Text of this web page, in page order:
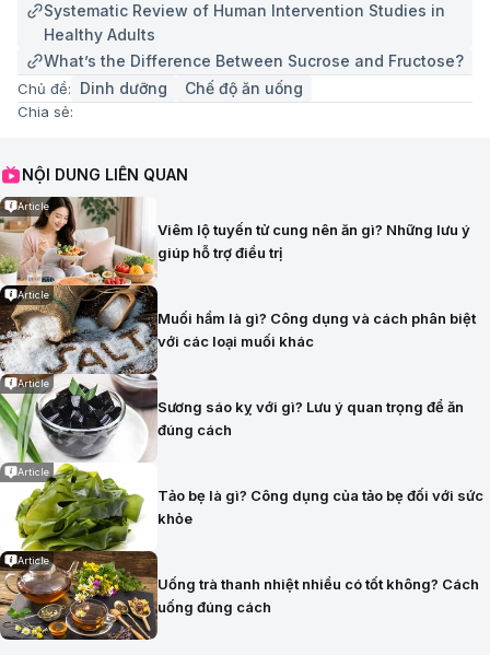
Systematic Review of Human Intervention Studies in
Healthy Adults
What’s the Difference Between Sucrose and Fructose?
Chủ đề: Dinh dưỡng Chế độ ăn uống
Chia sẻ:
NỘI DUNG LIÊN QUAN
Article
Viêm lộ tuyến tử cung nên ăn gì? Những lưu ý
giúp hỗ trợ điều trị
Article
Muối hầm là gì? Công dụng và cách phân biệt
với các loại muối khác
Article
Sương sáo kỵ với gì? Lưu ý quan trọng để ăn
đúng cách
Article
Tảo bẹ là gì? Công dụng của tảo bẹ đối với sức
khỏe
Article
Uống trà thanh nhiệt nhiều có tốt không? Cách
uống đúng cách